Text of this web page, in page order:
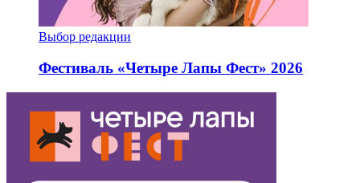
Выбор редакции
Фестиваль «Четыре Лапы Фест» 2026